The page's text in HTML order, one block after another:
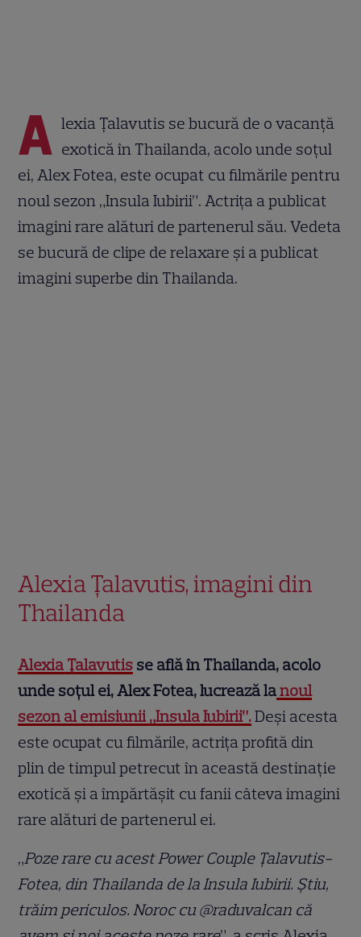
A lexia Țalavutis se bucură de o vacanță
exotică în Thailanda, acolo unde soțul
ei, Alex Fotea, este ocupat cu filmările pentru
noul sezon „Insula Iubirii”. Actrița a publicat
imagini rare alături de partenerul său. Vedeta
se bucură de clipe de relaxare și a publicat
imagini superbe din Thailanda.
Alexia Țalavutis, imagini din
Thailanda
Alexia Țalavutis se află în Thailanda, acolo
unde soțul ei, Alex Fotea, lucrează lanoul
sezon al emisiunii „Insula Iubirii”.Deși acesta
este ocupat cu filmările, actrița profită din
plin de timpul petrecut în această destinație
exotică și a împărtășit cu fanii câteva imagini
rare alături de partenerul ei.
„Poze rare cu acest Power Couple Țalavutis-
Fotea, din Thailanda de la Insula Iubirii. Știu,
trăim periculos. Noroc cu @raduvalcan că